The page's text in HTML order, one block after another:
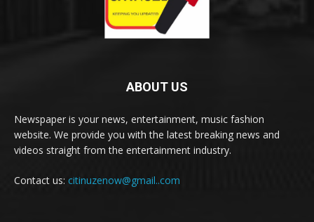
ABOUT US
Newspaper is your news, entertainment, music fashion
website. We provide you with the latest breaking news and
videos straight from the entertainment industry.
Contact us: citinuzenow@gmail..com